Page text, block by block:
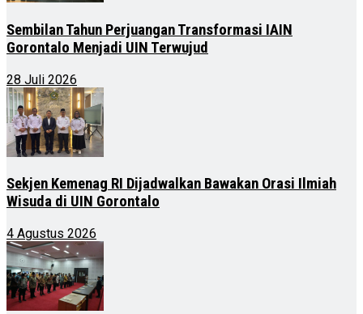
Sembilan Tahun Perjuangan Transformasi IAIN
Gorontalo Menjadi UIN Terwujud
28 Juli 2026
Sekjen Kemenag RI Dijadwalkan Bawakan Orasi Ilmiah
Wisuda di UIN Gorontalo
4 Agustus 2026